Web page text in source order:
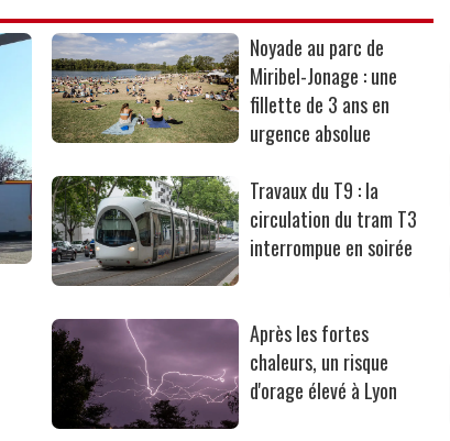
Noyade au parc de
Miribel-Jonage : une
fillette de 3 ans en
urgence absolue
Travaux du T9 : la
circulation du tram T3
interrompue en soirée
Après les fortes
chaleurs, un risque
d'orage élevé à Lyon